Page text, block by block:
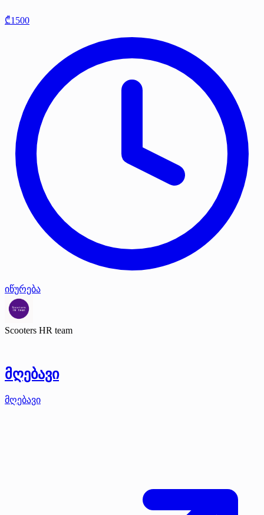
₾1500
იწურება
Scooters HR team
მღებავი
მღებავი